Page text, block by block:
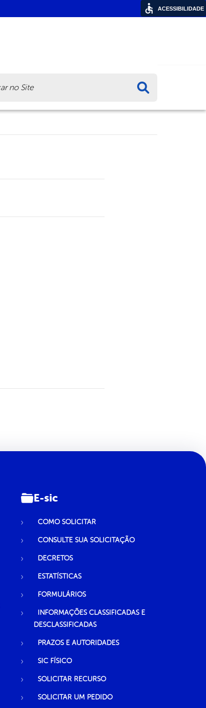
E-sic
COMO SOLICITAR
CONSULTE SUA SOLICITAÇÃO
DECRETOS
ESTATÍSTICAS
FORMULÁRIOS
INFORMAÇÕES CLASSIFICADAS E
DESCLASSIFICADAS
PRAZOS E AUTORIDADES
SIC FÍSICO
SOLICITAR RECURSO
SOLICITAR UM PEDIDO
ACESSIBILIDADE